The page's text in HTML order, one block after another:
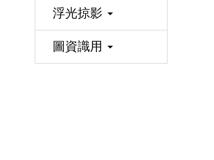
浮光掠影
圖資識用